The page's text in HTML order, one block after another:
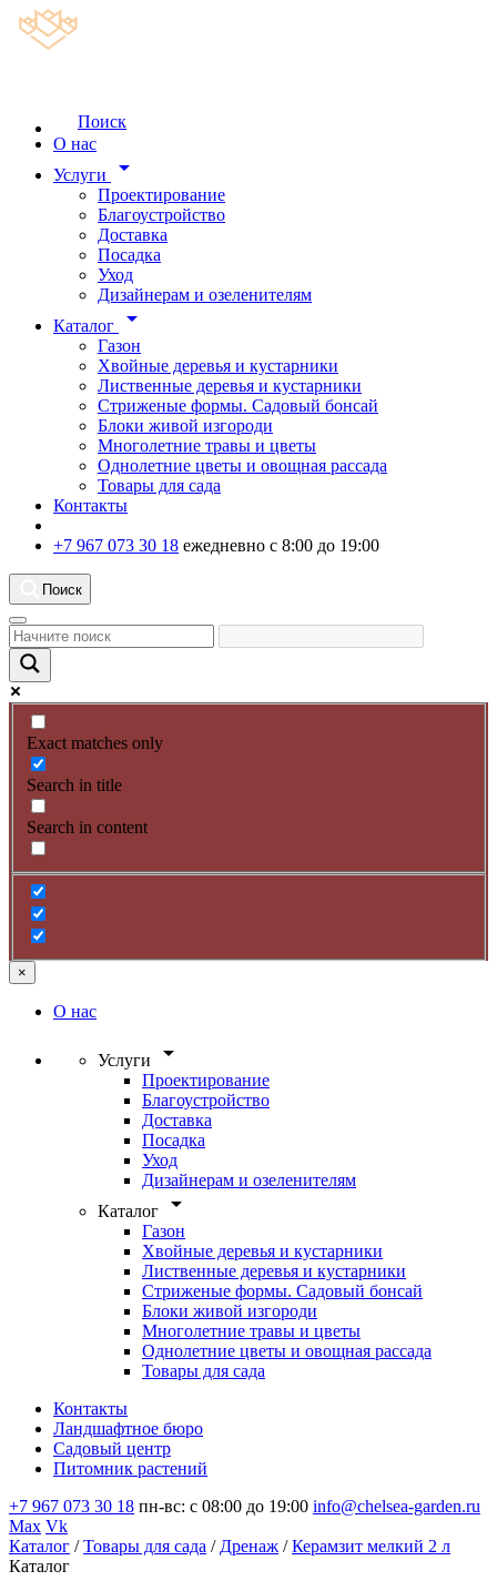
Поиск
О нас
Услуги
arrow_drop_down
Проектирование
Благоустройство
Доставка
Посадка
Уход
Дизайнерам и озеленителям
Каталог
arrow_drop_down
Газон
Хвойные деревья и кустарники
Лиственные деревья и кустарники
Стриженые формы. Садовый бонсай
Блоки живой изгороди
Многолетние травы и цветы
Однолетние цветы и овощная рассада
Товары для сада
Контакты
+7 967 073 30 18 ежедневно с 8:00 до 19:00
Поиск
Exact matches only
Search in title
Search in content
×
О нас
Услуги arrow_drop_down
Проектирование
Благоустройство
Доставка
Посадка
Уход
Дизайнерам и озеленителям
Каталог
arrow_drop_down
Газон
Хвойные деревья и кустарники
Лиственные деревья и кустарники
Стриженые формы. Садовый бонсай
Блоки живой изгороди
Многолетние травы и цветы
Однолетние цветы и овощная рассада
Товары для сада
Контакты
Ландшафтное бюро
Садовый центр
Питомник растений
+7 967 073 30 18 пн-вс: с 08:00 до 19:00 info@chelsea-garden.ru
Max Vk
Каталог /Товары для сада / Дренаж /Керамзит мелкий 2 л
Каталог